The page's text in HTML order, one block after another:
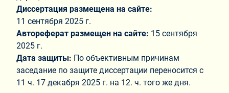
Диссертация размещена на сайте:
11 сентября 2025 г.
Автореферат размещен на сайте: 15 сентября
2025 г.
Дата защиты: По объективным причинам
заседание по защите диссертации переносится с
11 ч. 17 декабря 2025 г. на 12. ч. того же дня.